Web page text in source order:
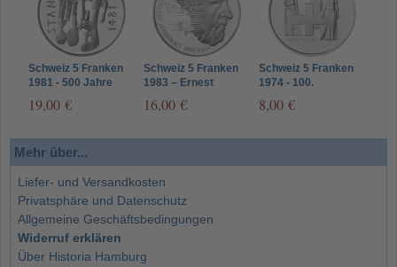
Schweiz 5 Franken
1981 - 500 Jahre
- PP
19,00 €
Schweiz 5 Franken
1983 – Ernest
16,00 €
Schweiz 5 Franken
1974 - 100.
Revision der
8,00 €
Mehr über...
Liefer- und Versandkosten
Privatsphäre und Datenschutz
Allgemeine Geschäftsbedingungen
Widerruf erklären
Über Historia Hamburg